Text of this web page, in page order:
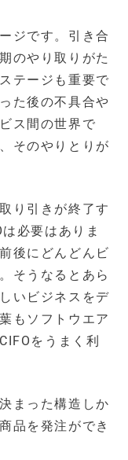
ジです。引き合
のやり取りがた
テージも重要で
た後の不具合や
ス間の世界で
そのやりとりが
り引きが終了す
必要はありま
後にどんどんビ
そうなるとあら
いビジネスをデ
もソフトウエア
をうまく利
まった構造しか
品を発注ができ